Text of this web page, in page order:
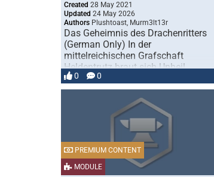
Created 28 May 2021
Updated 24 May 2026
Authors Plushtoast, Murm3lt13r
Das Geheimnis des Drachenritters
(German Only) In der
mittelreichischen Grafschaft
Heldentrutz braut sich Unheil
zusammen. Räuber, Orks und wilde
Wölfe …
0 0
MODULE
PREMIUM CONTENT